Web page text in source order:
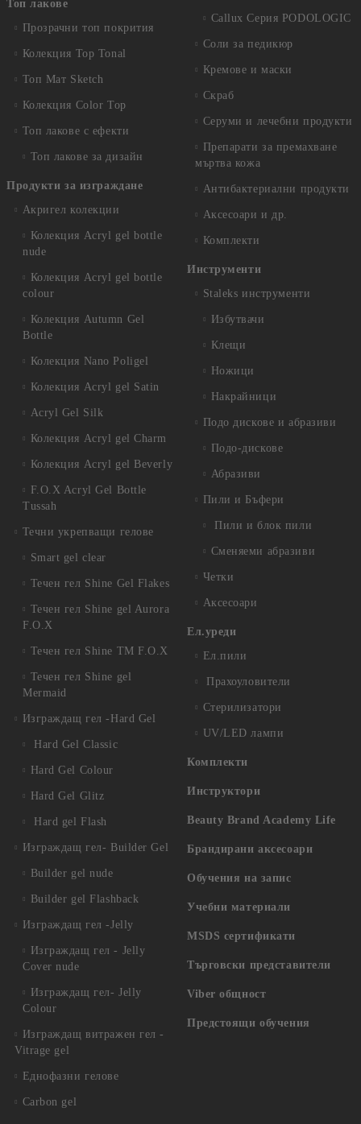
Топ лакове
Прозрачни топ покрития
Колекция Top Tonal
Топ Мат Sketch
Колекция Color Top
Топ лакове с ефекти
Топ лакове за дизайн
Продукти за изграждане
Акригел колекции
Колекция Acryl gel bottle
nude
Колекция Acryl gel bottle
colour
Колекция Autumn Gel
Bottle
Колекция Nano Poligel
Колекция Acryl gel Satin
Acryl Gel Silk
Колекция Acryl gel Charm
Колекция Acryl gel Beverly
F.O.X Acryl Gel Bottle
Tussah
Течни укрепващи гелове
Smart gel clear
Течен гел Shine Gel Flakes
Течен гел Shine gel Aurora
F.O.X
Течен гел Shine TM F.O.X
Течен гел Shine gel
Mermaid
Изграждащ гел -Hard Gel
Hard Gel Classic
Hard Gel Colour
Hard Gel Glitz
Hard gel Flash
Изграждащ гел- Builder Gel
Builder gel nude
Builder gel Flashback
Изграждащ гел -Jelly
Изграждащ гел - Jelly
Cover nude
Изграждащ гел- Jelly
Colour
Изграждащ витражен гел -
Vitrage gel
Еднофазни гелове
Carbon gel
Callux Серия PODOLOGIC
Соли за педикюр
Кремове и маски
Скраб
Серуми и лечебни продукти
Препарати за премахване
мъртва кожа
Антибактериални продукти
Аксесоари и др.
Комплекти
Инструменти
Staleks инструменти
Избутвачи
Клещи
Ножици
Накрайници
Подо дискове и абразиви
Подо-дискове
Абразиви
Пили и Бъфери
Пили и блок пили
Сменяеми абразиви
Четки
Аксесоари
Ел.уреди
Ел.пили
Прахоуловители
Стерилизатори
UV/LED лампи
Комплекти
Инструктори
Beauty Brand Academy Life
Брандирани аксесоари
Обучения на запис
Учебни материали
MSDS сертификати
Търговски представители
Viber общност
Предстоящи обучения